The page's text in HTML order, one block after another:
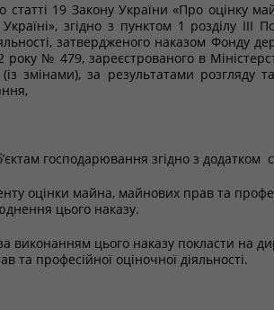
статті 19 Закону України «Про оцінку
згідно з пунктом 1 розділу ІІІ
затвердженого наказом Фонду
року № 479, зареєстрованого в
змінами), за результатами розгляду
господарювання згідно з додатком
оцінки майна, майнових прав та
цього наказу.
виконанням цього наказу покласти на
та професійної оціночної діяльності.